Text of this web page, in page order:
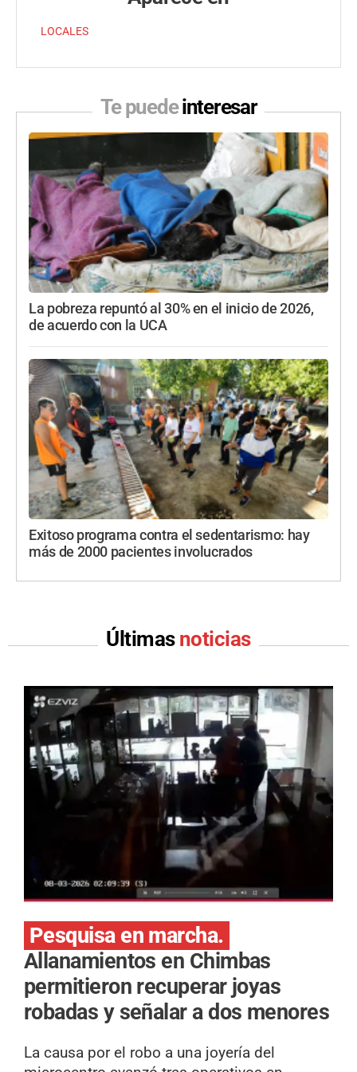
LOCALES
Te puedeinteresar
La pobreza repuntó al 30% en el inicio de 2026,
de acuerdo con la UCA
Exitoso programa contra el sedentarismo: hay
más de 2000 pacientes involucrados
Últimas noticias
Pesquisa en marcha.
Allanamientos en Chimbas
permitieron recuperar joyas
robadas y señalar a dos menores
La causa por el robo a una joyería del